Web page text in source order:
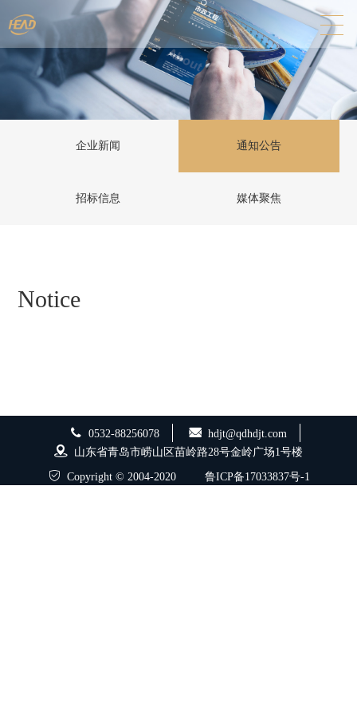
企业新闻 通知公告
招标信息 媒体聚焦
Notice
0532-88256078
hdjt@qdhdjt.com
山东省青岛市崂山区苗岭路28号金岭广场1号楼
Copyright © 2004-2020 鲁ICP备17033837号-1